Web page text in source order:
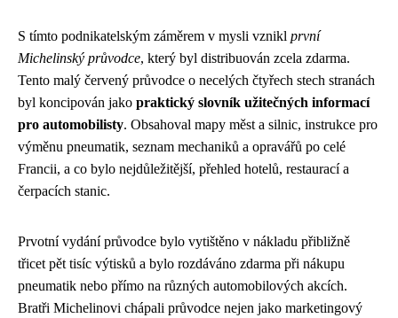
S tímto podnikatelským záměrem v mysli vznikl první
Michelinský průvodce, který byl distribuován zcela zdarma.
Tento malý červený průvodce o necelých čtyřech stech stranách
byl koncipován jako praktický slovník užitečných informací
pro automobilisty. Obsahoval mapy měst a silnic, instrukce pro
výměnu pneumatik, seznam mechaniků a opravářů po celé
Francii, a co bylo nejdůležitější, přehled hotelů, restaurací a
čerpacích stanic.
Prvotní vydání průvodce bylo vytištěno v nákladu přibližně
třicet pět tisíc výtisků a bylo rozdáváno zdarma při nákupu
pneumatik nebo přímo na různých automobilových akcích.
Bratři Michelinovi chápali průvodce nejen jako marketingový